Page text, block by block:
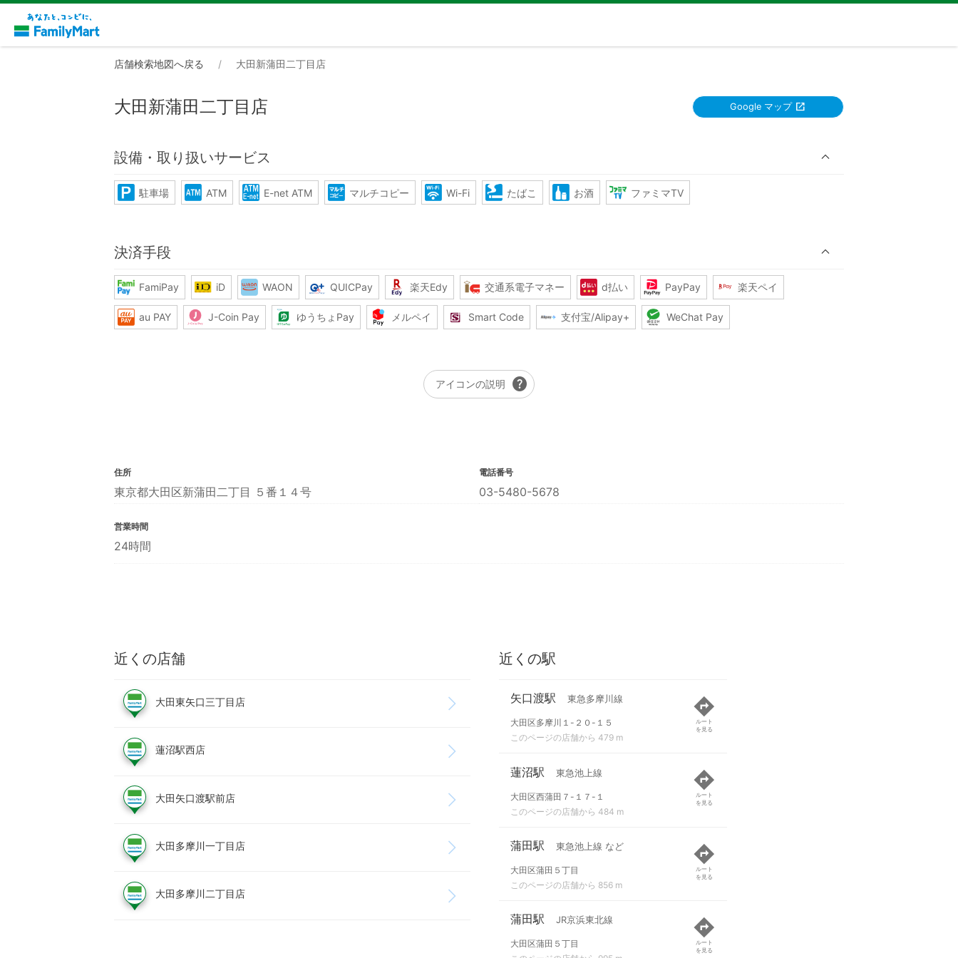
店舗検索地図へ戻る 大田新蒲田二丁目店
大田新蒲田二丁目店 Google マップ
設備・取り扱いサービス
駐車場 ATM E-net ATM マルチコピー Wi-Fi たばこ お酒 ファミマTV
決済手段
FamiPay iD WAON QUICPay 楽天Edy 交通系電子マネー d払い PayPay 楽天ペイ
au PAY J-Coin Pay ゆうちょPay メルペイ Smart Code 支付宝/Alipay+ WeChat Pay
アイコンの説明 help
住所
東京都大田区新蒲田二丁目 ５番１４号
電話番号
03-5480-5678
営業時間
24時間
近くの店舗
大田東矢口三丁目店
蓮沼駅西店
大田矢口渡駅前店
大田多摩川一丁目店
大田多摩川二丁目店
近くの駅
矢口渡駅 東急多摩川線
大田区多摩川１-２０-１５
このページの店舗から 479 m
ルート
を見る
蓮沼駅 東急池上線
大田区西蒲田７-１７-１
このページの店舗から 484 m
ルート
を見る
蒲田駅 東急池上線 など
大田区蒲田５丁目
このページの店舗から 856 m
ルート
を見る
蒲田駅 JR京浜東北線
大田区蒲田５丁目
ルート
を見る